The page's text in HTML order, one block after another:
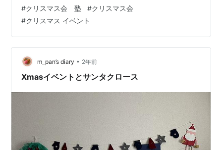
加の生徒と体験している様子 第３部は「お楽しみ抽選
会」（21：20～21：45） ステキな商品が複数個当たる
抽選会を行って盛り上がった。​ さあ、いよいよ入試直前
期。 のこり８週間、死に物狂いで頑張ろう！！ 江戸川
区、船堀の高校受験塾で唯一の都立上位高校専門塾！ 船
堀の塾​ならば…
#クリスマス会 塾 #クリスマス会
#クリスマス イベント
m_pan’s diary • 2年前
Xmasイベントとサンタクロース